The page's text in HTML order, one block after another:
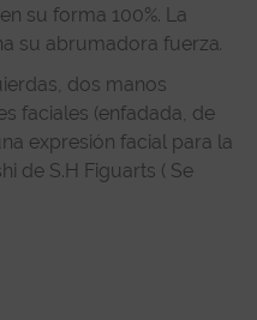
su forma 100%. La
su abrumadora fuerza.
dos manos
faciales (enfadada, de
expresión facial para la
de S.H Figuarts ( Se